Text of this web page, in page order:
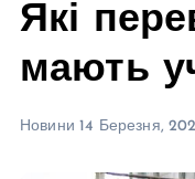
Які
мають
Новини 14 Березня,